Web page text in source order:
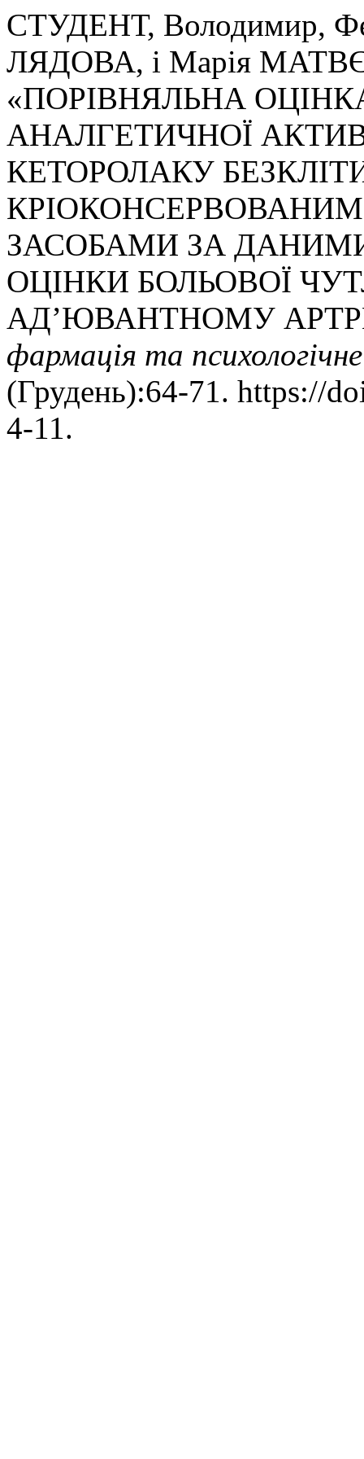
СТУДЕНТ, Володимир,
ЛЯДОВА, і Марія
«ПОРІВНЯЛЬНА
АНАЛГЕТИЧНОЇ
КЕТОРОЛАКУ
ЗАСОБАМИ ЗА
ОЦІНКИ БОЛЬОВОЇ
АД’ЮВАНТНОМУ
фармація та
(Грудень):64-71. https://
4-11.